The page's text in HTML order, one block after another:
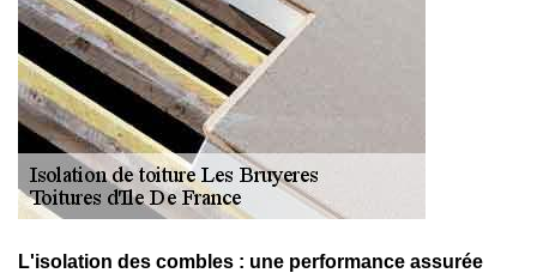
L'isolation des combles : une performance assurée